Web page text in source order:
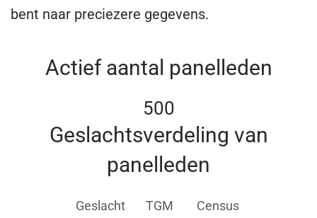
bent naar preciezere gegevens.
Actief aantal panelleden
500
Geslachtsverdeling van
panelleden
Geslacht TGM Census